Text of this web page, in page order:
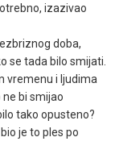
izazivao
doba,
se tada bilo smijati.
vremenu i ljudima
bi smijao
tako opusteno?
je to ples po